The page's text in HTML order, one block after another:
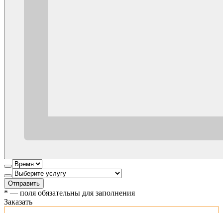
Отправить
* — поля обязательны для заполнения
Заказать